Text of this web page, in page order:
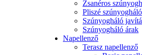
Zsanéros
Pliszé szúnyogháló
Szúnyogháló
Szúnyogháló árak
Napellenző
Terasz napellenző